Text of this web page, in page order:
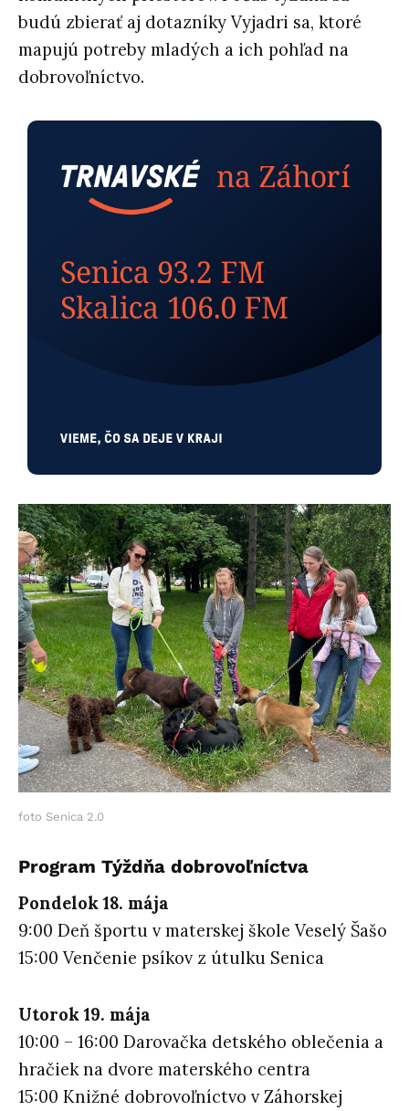
budú zbierať aj dotazníky Vyjadri sa, ktoré
mapujú potreby mladých a ich pohľad na
dobrovoľníctvo.
foto Senica 2.0
Program Týždňa dobrovoľníctva
Pondelok 18. mája
9:00 Deň športu v materskej škole Veselý Šašo
15:00 Venčenie psíkov z útulku Senica
Utorok 19. mája
10:00 – 16:00 Darovačka detského oblečenia a
hračiek na dvore materského centra
15:00 Knižné dobrovoľníctvo v Záhorskej